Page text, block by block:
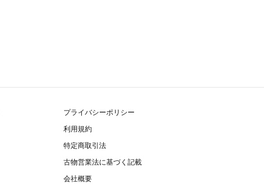
プライバシーポリシー
利用規約
特定商取引法
古物営業法に基づく記載
会社概要